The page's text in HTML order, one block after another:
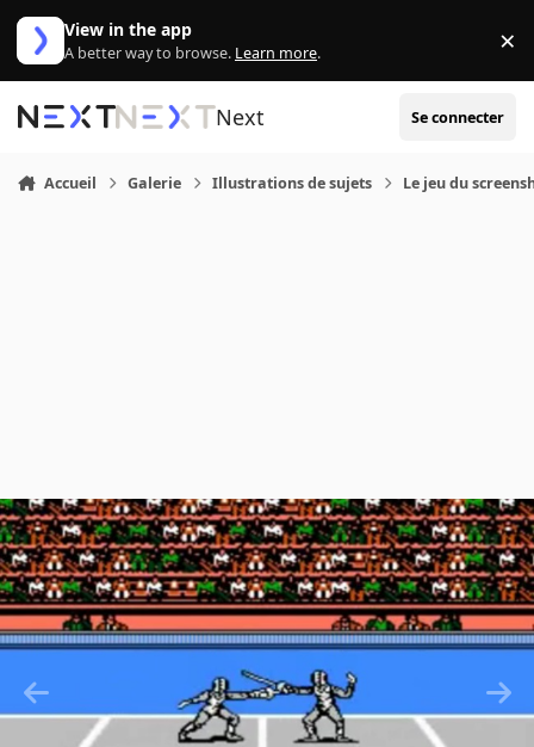
Aller au contenu
View in the app
A better way to browse. Learn more. ×
Next Se connecter
Accueil Galerie Illustrations de sujets Le jeu du